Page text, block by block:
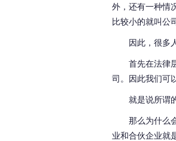
外，还有一种情
比较小的就叫公
因此，很多
首先在法律
司。因此我们可
就是说所谓
那么为什么
业和合伙企业就